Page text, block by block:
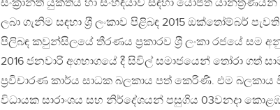
සංක්‍රාන්ති යුක්තිය හා සංහිඳියාව සඳහා යෝජිත
ලබා ගැනිම සඳහා ශ‍්‍රී ලංකාව පිළිබඳ 2015 ඔක්තෝම්බර්
පිලිබඳ කවුන්සිලයේ තීරණය ප‍්‍රකාරව ශ‍්‍රී ලංකා රජයේ සම
2016 ජනවාරි අගභාගයේ දී සිවිල් සමාජයෙන් තෝරා ගත්
ප‍්‍රවිචාරණ කාර්ය සාධක බලකාය පත් කෙරිණි. එම
විධායක සාරාංශය සහ නිර්දේශයන් පසුගිය 03වනදා